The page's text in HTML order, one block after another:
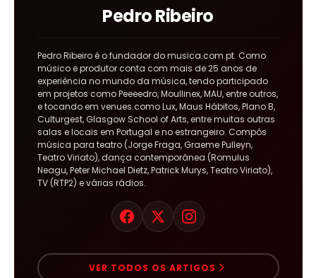
Pedro Ribeiro
Pedro Ribeiro é o fundador do musica.com.pt. Como
músico e produtor conta com mais de 25 anos de
experiência no mundo da música, tendo participado
em projetos como Peeeedro, Moullinex, MAU, entre outros,
e tocando em venues como Lux, Maus Hábitos, Plano B,
Culturgest, Glasgow School of Arts, entre muitas outras
salas e locais em Portugal e no estrangeiro. Compôs
música para teatro (Jorge Fraga, Graeme Pulleyn,
Teatro Viriato), dança contemporânea (Romulus
Neagu, Peter Michael Dietz, Patrick Murys, Teatro Viriato),
TV (RTP2) e várias rádios.
VER TODOS OS ARTIGOS